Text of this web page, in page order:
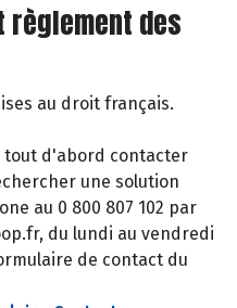
règlement des
au droit français.
tout d'abord contacter
une solution
au 0 800 807 102 par
du lundi au vendredi
de contact du